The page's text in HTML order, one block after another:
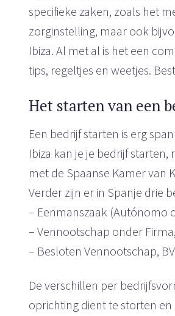
specifieke zaken, zoals het
zorginstelling, maar ook
Ibiza. Al met al is het een
tips, regeltjes en weetjes.
Het starten van een
Een bedrijf starten is erg
Ibiza kan je je bedrijf
met de Spaanse Kamer van
Verder zijn er in Spanje drie
– Eenmanszaak (Autónomo
– Vennootschap onder
– Besloten Vennootschap,
De verschillen per
oprichting dient te storten